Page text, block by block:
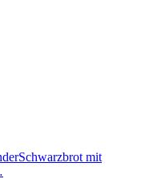
Schwarzbrot mit